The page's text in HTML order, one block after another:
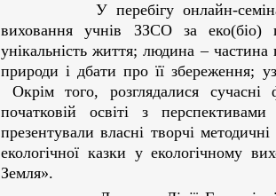
У перебігу онлайн-семінару
виховання учнів ЗЗСО за
унікальність життя; людина –
природи і дбати про її збереження;
Окрім того, розглядалися
початковій освіті з
презентували власні творчі
екологічної казки у екологічному
Земля».